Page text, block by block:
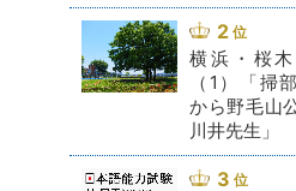
横浜・桜
（1）「掃
から野毛山
川井先生」